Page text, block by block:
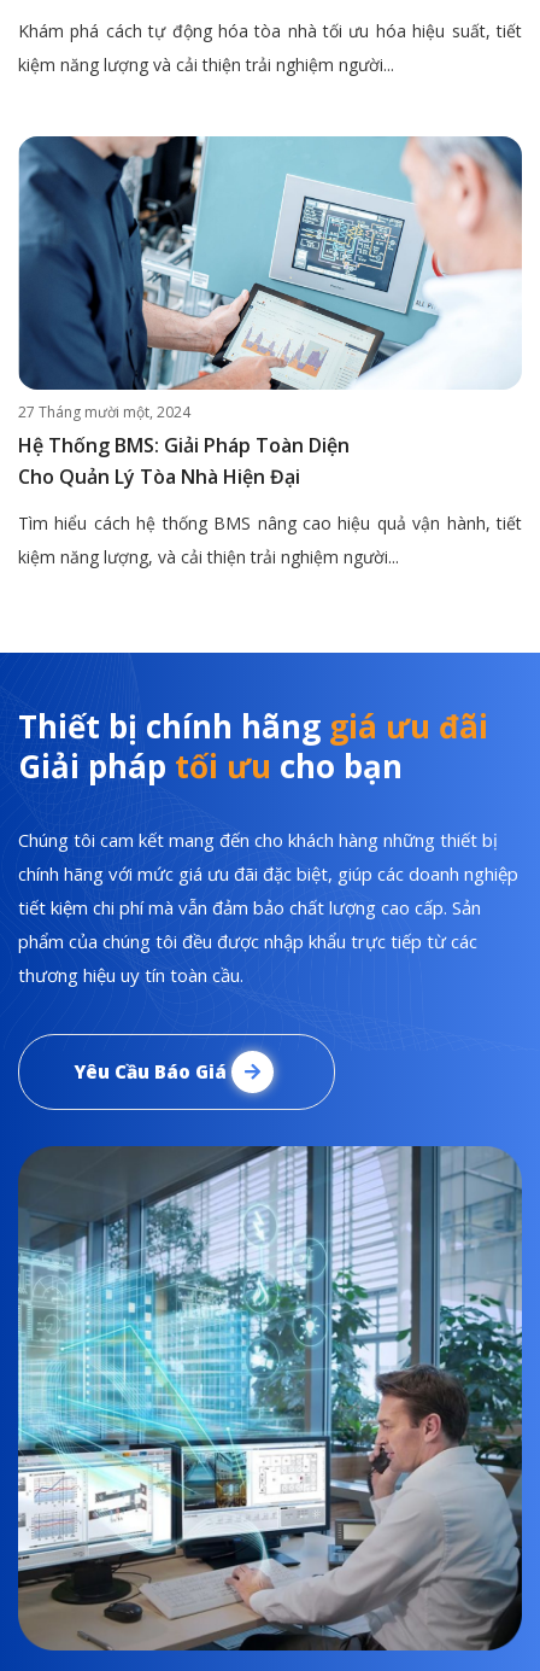
Khám phá cách tự động hóa tòa nhà tối ưu hóa hiệu suất, tiết
kiệm năng lượng và cải thiện trải nghiệm người...
27 Tháng mười một, 2024
Hệ Thống BMS: Giải Pháp Toàn Diện
Cho Quản Lý Tòa Nhà Hiện Đại
Tìm hiểu cách hệ thống BMS nâng cao hiệu quả vận hành, tiết
kiệm năng lượng, và cải thiện trải nghiệm người...
Thiết bị chính hãng giá ưu đãi
Giải pháp tối ưu cho bạn
Chúng tôi cam kết mang đến cho khách hàng những thiết bị
chính hãng với mức giá ưu đãi đặc biệt, giúp các doanh nghiệp
tiết kiệm chi phí mà vẫn đảm bảo chất lượng cao cấp. Sản
phẩm của chúng tôi đều được nhập khẩu trực tiếp từ các
thương hiệu uy tín toàn cầu.
Yêu Cầu Báo Giá